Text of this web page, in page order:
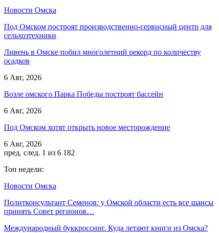
Новости Омска
Под Омском построят производственно-сервисный центр для
сельхозтехники
Ливень в Омске побил многолетний рекорд по количеству
осадков
6 Авг, 2026
Возле омского Парка Победы построят бассейн
6 Авг, 2026
Под Омском хотят открыть новое месторождение
6 Авг, 2026
пред. след. 1 из 6 182
Топ недели:
Новости Омска
Политконсультант Семенов: у Омской области есть все шансы
принять Совет регионов…
Международный буккроссинг. Куда летают книги из Омска?